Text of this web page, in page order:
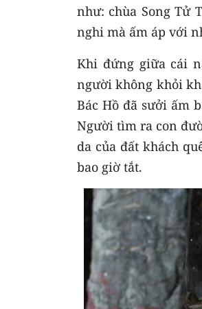
như: chùa Song Tử
nghi mà ấm áp với
Khi đứng giữa cái
người không khỏi
Bác Hồ đã sưởi ấm
Người tìm ra con
da của đất khách
bao giờ tắt.